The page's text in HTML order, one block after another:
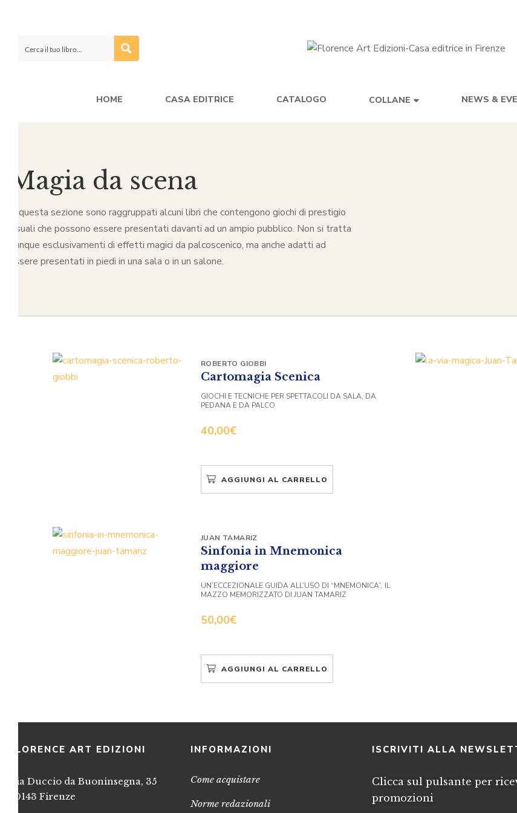
HOME CASA EDITRICE CATALOGO COLLANE NEWS &
Magia da scena
In questa sezione sono raggruppati alcuni libri che contengono giochi di prestigio
visuali che possono essere presentati davanti ad un ampio pubblico. Non si tratta
dunque esclusivamenti di effetti magici da palcoscenico, ma anche adatti ad
essere presentati in piedi in una sala o in un salone.
Cartomagia Scenica
40,00€
ROBERTO GIOBBI
GIOCHI E TECNICHE PER SPETTACOLI DA SALA, DA
PEDANA E DA PALCO
AGGIUNGI AL CARRELLO
Sinfonia in Mnemonica
maggiore
50,00€
JUAN TAMARIZ
UN’ECCEZIONALE GUIDA ALL’USO DI “MNEMONICA”, IL
MAZZO MEMORIZZATO DI JUAN TAMARIZ
AGGIUNGI AL CARRELLO
FLORENCE ART EDIZIONI
Via Duccio da Buoninsegna, 35
50143 Firenze
INFORMAZIONI
Come acquistare
Norme redazionali
ISCRIVITI ALLA
Clicca sul pulsante per
promozioni